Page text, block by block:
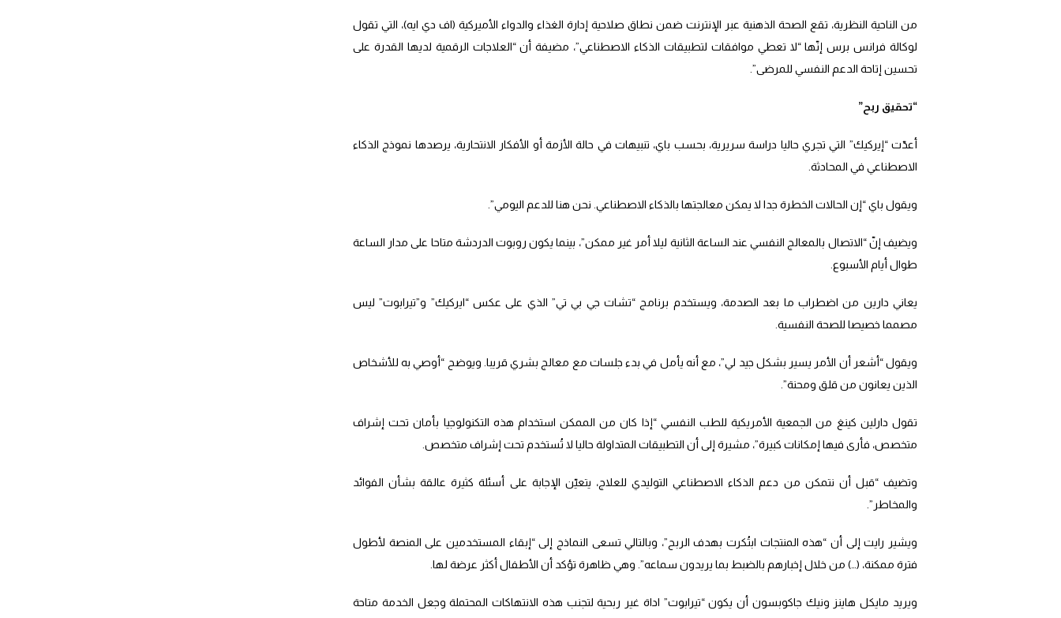
من الناحية النظرية، تقع الصحة الذهنية عبر الإنترنت ضمن نطاق صلاحية إدارة الغذاء والدواء الأميركية (اف دي ايه)، التي تقول
لوكالة فرانس برس إنّها “لا تعطي موافقات لتطبيقات الذكاء الاصطناعي”، مضيفة أن “العلاجات الرقمية لديها القدرة على
تحسين إتاحة الدعم النفسي للمرضى”.
“تحقيق ربح”
أعدّت “إيركيك” التي تجري حاليا دراسة سريرية، بحسب باي، تنبيهات في حالة الأزمة أو الأفكار الانتحارية، يرصدها نموذج الذكاء
الاصطناعي في المحادثة.
ويقول باي “إن الحالات الخطرة جدا لا يمكن معالجتها بالذكاء الاصطناعي. نحن هنا للدعم اليومي”.
ويضيف إنّ “الاتصال بالمعالج النفسي عند الساعة الثانية ليلا أمر غير ممكن”، بينما يكون روبوت الدردشة متاحا على مدار الساعة
طوال أيام الأسبوع.
يعاني دارين من اضطراب ما بعد الصدمة، ويستخدم برنامج “تشات جي بي تي” الذي على عكس “ايركيك” و”تيرابوت” ليس
مصمما خصيصا للصحة النفسية.
ويقول “أشعر أن الأمر يسير بشكل جيد لي”، مع أنه يأمل في بدء جلسات مع معالج بشري قريبا. ويوضح “أوصي به للأشخاص
الذين يعانون من قلق ومحنة”.
تقول دارلين كينغ من الجمعية الأمريكية للطب النفسي “إذا كان من الممكن استخدام هذه التكنولوجيا بأمان تحت إشراف
متخصص، فأرى فيها إمكانات كبيرة”، مشيرة إلى أن التطبيقات المتداولة حاليا لا تُستخدم تحت إشراف متخصص.
وتضيف “قبل أن نتمكن من دعم الذكاء الاصطناعي التوليدي للعلاج، يتعيّن الإجابة على أسئلة كثيرة عالقة بشأن الفوائد
والمخاطر”.
ويشير رايت إلى أن “هذه المنتجات ابتُكرت بهدف الربح”، وبالتالي تسعى النماذج إلى “إبقاء المستخدمين على المنصة لأطول
فترة ممكنة، (…) من خلال إخبارهم بالضبط بما يريدون سماعه”. وهي ظاهرة تؤكد أن الأطفال أكثر عرضة لها.
ويريد مايكل هاينز ونيك جاكوبسون أن يكون “تيرابوت” اداة غير ربحية لتجنب هذه الانتهاكات المحتملة وجعل الخدمة متاحة